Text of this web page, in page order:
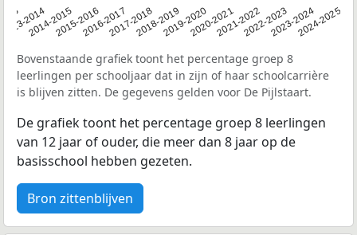
2013-20142014-20152015-20162016-20172017-20182018-20192019-20202020-20212021-20222022-20232023-20242024-2025
Bovenstaande grafiek toont het percentage groep 8
leerlingen per schooljaar dat in zijn of haar schoolcarrière
is blijven zitten. De gegevens gelden voor De Pijlstaart.
De grafiek toont het percentage groep 8 leerlingen
van 12 jaar of ouder, die meer dan 8 jaar op de
basisschool hebben gezeten.
Bron zittenblijven